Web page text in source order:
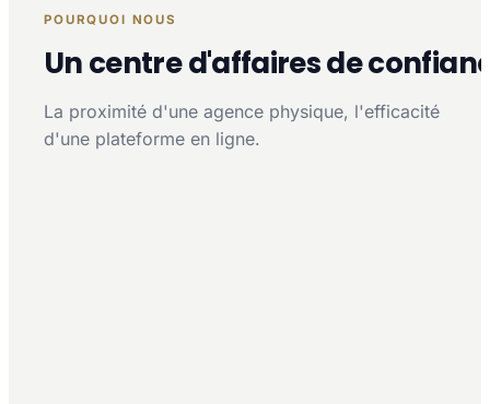
POURQUOI NOUS
Un centre d'affaires de
La proximité d'une agence physique, l'efficacité
d'une plateforme en ligne.